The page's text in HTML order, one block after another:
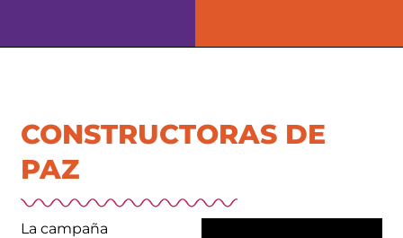
CONSTRUCTORAS DE
PAZ
La campaña